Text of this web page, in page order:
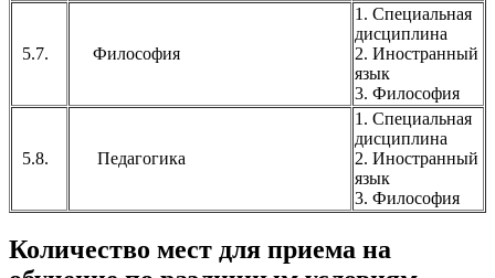
5.7. Философия
1. Специальная
дисциплина
2. Иностранный
язык
3. Философия
5.8. Педагогика
1. Специальная
дисциплина
2. Иностранный
язык
3. Философия
Количество мест для приема на